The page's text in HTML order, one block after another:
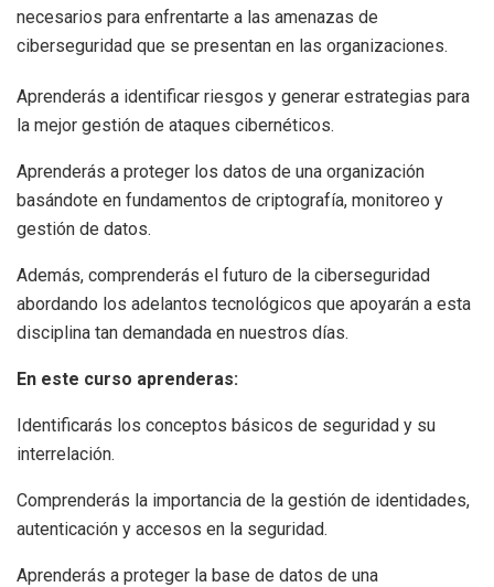
necesarios para enfrentarte a las amenazas de
ciberseguridad que se presentan en las organizaciones.
Aprenderás a identificar riesgos y generar estrategias para
la mejor gestión de ataques cibernéticos.
Aprenderás a proteger los datos de una organización
basándote en fundamentos de criptografía, monitoreo y
gestión de datos.
Además, comprenderás el futuro de la ciberseguridad
abordando los adelantos tecnológicos que apoyarán a esta
disciplina tan demandada en nuestros días.
En este curso aprenderas:
Identificarás los conceptos básicos de seguridad y su
interrelación.
Comprenderás la importancia de la gestión de identidades,
autenticación y accesos en la seguridad.
Aprenderás a proteger la base de datos de una